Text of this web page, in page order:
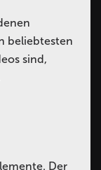
beliebtesten
sind,
Der